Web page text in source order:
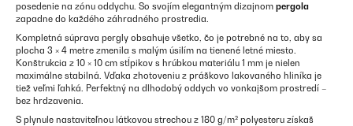
posedenie na zónu oddychu. So svojím elegantným dizajnom pergola
zapadne do každého záhradného prostredia.
Kompletná súprava pergly obsahuje všetko, čo je potrebné na to, aby sa
plocha 3 × 4 metre zmenila s malým úsilím na tienené letné miesto.
Konštrukcia z 10 × 10 cm stĺpikov s hrúbkou materiálu 1 mm je nielen
maximálne stabilná. Vďaka zhotoveniu z práškovo lakovaného hliníka je
tiež veľmi ľahká. Perfektný na dlhodobý oddych vo vonkajšom prostredí –
bez hrdzavenia.
S plynule nastaviteľnou látkovou strechou z 180 g/m² polyesteru získaš